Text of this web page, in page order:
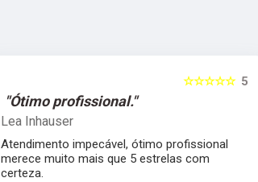
5
☆☆☆☆☆
"Ótimo profissional."
Lea Inhauser
Atendimento impecável, ótimo profissional
merece muito mais que 5 estrelas com
certeza.